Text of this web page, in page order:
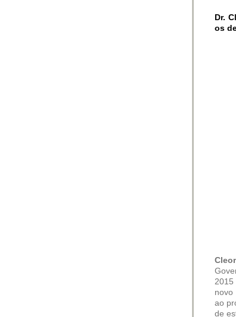
Dr.
os
novo
ao
de